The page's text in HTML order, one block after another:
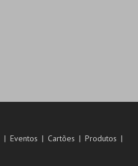
Eventos Cartões
Produtos